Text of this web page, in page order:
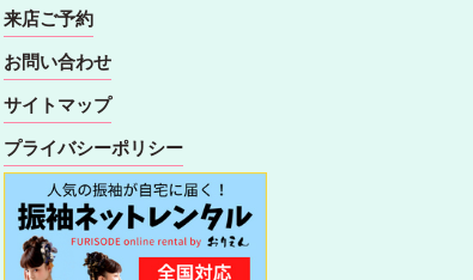
来店ご予約
お問い合わせ
サイトマップ
プライバシーポリシー